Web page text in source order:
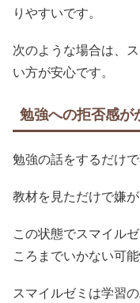
りやすいです。
次のような場合は、
い方が安心です。
勉強への拒否感が
勉強の話をするだけで
教材を見ただけで嫌が
この状態でスマイル
ころまでいかない可能
スマイルゼミは学習